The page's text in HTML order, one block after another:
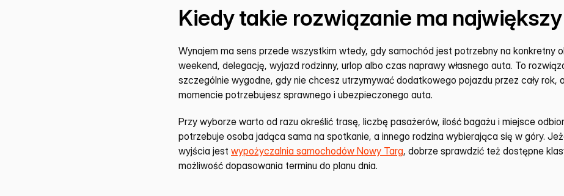
Kiedy takie rozwiązanie ma
Wynajem ma sens przede wszystkim wtedy, gdy samochód jest potrzebny na konkretny
weekend, delegację, wyjazd rodzinny, urlop albo czas naprawy własnego auta. To
szczególnie wygodne, gdy nie chcesz utrzymywać dodatkowego pojazdu przez cały rok,
momencie potrzebujesz sprawnego i ubezpieczonego auta.
Przy wyborze warto od razu określić trasę, liczbę pasażerów, ilość bagażu i miejsce
potrzebuje osoba jadąca sama na spotkanie, a innego rodzina wybierająca się w góry.
wyjścia jest wypożyczalnia samochodów Nowy Targ, dobrze sprawdzić też dostępne
możliwość dopasowania terminu do planu dnia.